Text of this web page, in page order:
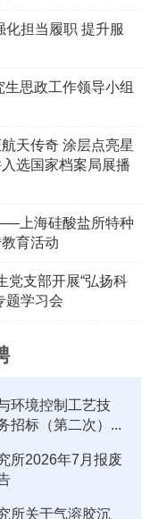
化担当履职 提升服
生思政工作领导小组
天传奇 涂层点亮星
选国家档案局展播
上海硅酸盐所特种
育活动
党支部开展“弘扬科
题学习会
环境控制工艺技
招标（第二次）...
所2026年7月报废
所关于气溶胶沉